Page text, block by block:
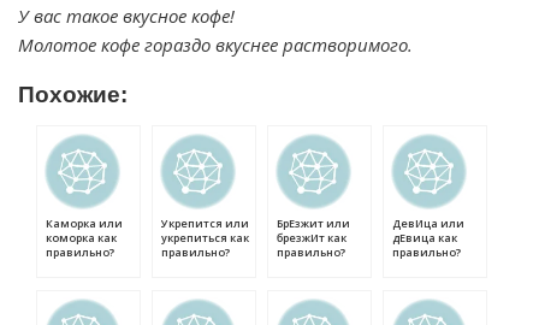
У вас такое вкусное кофе!
Молотое кофе гораздо вкуснее растворимого.
Похожие:
Каморка или
коморка как
правильно?
Укрепится или
укрепиться как
правильно?
БрЕзжит или
брезжИт как
правильно?
ДевИца или
дЕвица как
правильно?